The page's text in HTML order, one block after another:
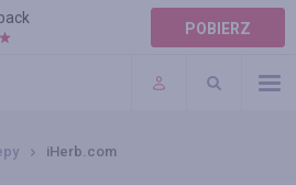
POBIERZ
iHerb.com